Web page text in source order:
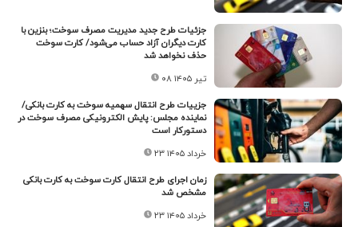
جزئیات طرح جدید مدیریت مصرف سوخت؛ بنزین با
کارت دیگران آزاد حساب می‌شود/ کارت سوخت
حذف نخواهد شد
۰۸ تیر ۱۴۰۵
جزییات طرح انتقال سهمیه سوخت به کارت بانکی/
نماینده مجلس: پایش الکترونیکی مصرف سوخت در
دستورکار است
۲۳ خرداد ۱۴۰۵
زمان اجرای طرح انتقال کارت سوخت به کارت بانکی
مشخص شد
۲۳ خرداد ۱۴۰۵